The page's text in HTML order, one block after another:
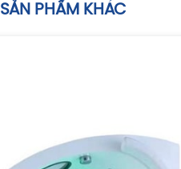
SẢN PHẨM KHÁC